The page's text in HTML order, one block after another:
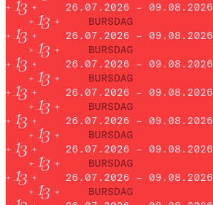
26.07.2026 – 09.08.2026
BURSDAG
26.07.2026 – 09.08.2026
BURSDAG
26.07.2026 – 09.08.2026
BURSDAG
26.07.2026 – 09.08.2026
BURSDAG
26.07.2026 – 09.08.2026
BURSDAG
26.07.2026 – 09.08.2026
BURSDAG
26.07.2026 – 09.08.2026
BURSDAG